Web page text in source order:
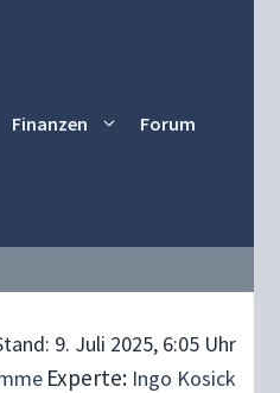
Finanzen Forum
9. Juli 2025, 6:05 Uhr
Experte: Ingo Kosick